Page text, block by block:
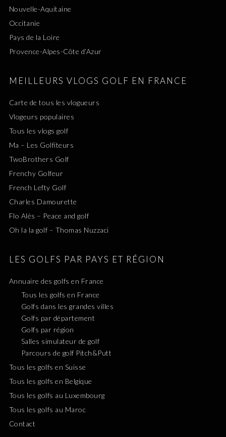
Nouvelle-Aquitaine
Occitanie
Pays de la Loire
Provence-Alpes-Côte d’Azur
MEILLEURS VLOGS GOLF EN FRANCE
Carte de tous les vlogueurs
Vlogeurs populaires
Tous les vlogs golf
Ma – Les Golfiteurs
TwoBrothers Golf
Frenchy Golfeur
French Lefty Golf
Charles Damourette
Flo Alès – Peace and golf
Oh la la golf – Thomas Nuzzaci
LES GOLFS PAR PAYS ET RÉGION
Annuaire des golfs en France
Tous les golfs en France
Golfs dans les grandes villes
Golfs par département
Golfs par région
Salles simulateur de golf
Parcours de golf Pitch&Putt
Tous les golfs en Suisse
Tous les golfs en Belgique
Tous les golfs au Luxembourg
Tous les golfs au Maroc
Contact